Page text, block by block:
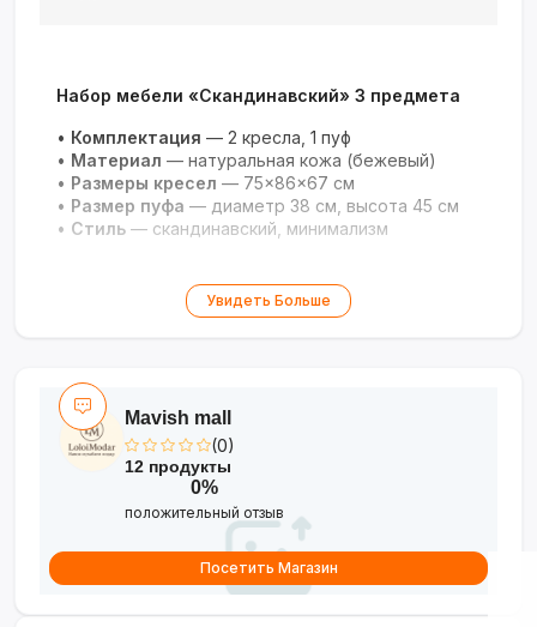
Набор мебели «Скандинавский» 3 предмета
• Комплектация — 2 кресла, 1 пуф
• Материал — натуральная кожа (бежевый)
• Размеры кресел — 75×86×67 см
• Размер пуфа — диаметр 38 см, высота 45 см
• Стиль — скандинавский, минимализм
Увидеть Больше
Mavish mall
(0)
12 продукты
0%
положительный отзыв
Посетить Магазин